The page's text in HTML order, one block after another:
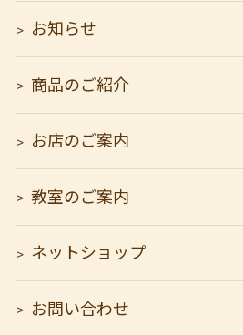
お知らせ
商品のご紹介
お店のご案内
教室のご案内
ネットショップ
お問い合わせ